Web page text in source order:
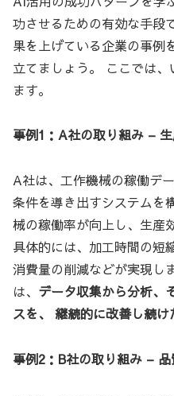
功させるための有効な手段
果を上げている企業の事例
立てましょう。 ここでは
ます。
事例1：A社の取り組み –
A社は、工作機械の稼働デ
条件を導き出すシステムを
械の稼働率が向上し、生産
具体的には、加工時間の短
消費量の削減などが実現し
は、 データ収集から分析、
スを、 継続的に改善し続け
事例2：B社の取り組み –